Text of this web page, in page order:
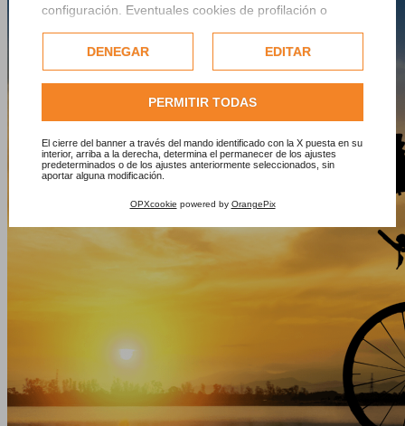
configuración. Eventuales cookies de profilación o
consentimiento del usuario.
Consulte nuestra completa política de cookies.
DENEGAR EDITAR
PERMITIR TODAS
El cierre del banner a través del mando identificado con la X puesta en su
interior, arriba a la derecha, determina el permanecer de los ajustes
predeterminados o de los ajustes anteriormente seleccionados, sin
aportar alguna modificación.
OPXcookie powered by OrangePix